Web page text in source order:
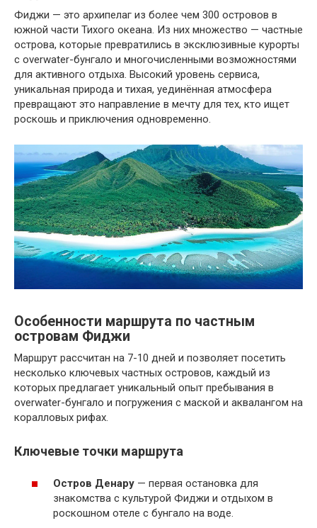
Фиджи — это архипелаг из более чем 300 островов в
южной части Тихого океана. Из них множество — частные
острова, которые превратились в эксклюзивные курорты
с overwater-бунгало и многочисленными возможностями
для активного отдыха. Высокий уровень сервиса,
уникальная природа и тихая, уединённая атмосфера
превращают это направление в мечту для тех, кто ищет
роскошь и приключения одновременно.
Особенности маршрута по частным
островам Фиджи
Маршрут рассчитан на 7-10 дней и позволяет посетить
несколько ключевых частных островов, каждый из
которых предлагает уникальный опыт пребывания в
overwater-бунгало и погружения с маской и аквалангом на
коралловых рифах.
Ключевые точки маршрута
Остров Денару — первая остановка для
знакомства с культурой Фиджи и отдыхом в
роскошном отеле с бунгало на воде.